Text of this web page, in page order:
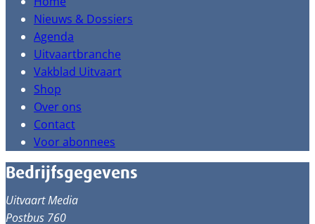
Nieuws & Dossiers
Agenda
Uitvaartbranche
Vakblad Uitvaart
Shop
Over ons
Contact
Voor abonnees
Bedrijfsgegevens
Uitvaart Media
Postbus 760